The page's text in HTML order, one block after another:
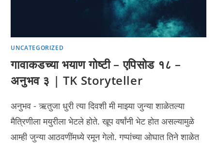
UNCATEGORIZED
गावाकडच्या भयाण गोष्टी – एपिसोड १८ –
अनुभव ३ | TK Storyteller
अनुभव - ऋतुजा धुरी त्या दिवशी मी माझ्या जुन्या शाळेतल्या
मैत्रिणीला मयुरीला भेटले होते. खूप वर्षांनी भेट होत असल्यामुळे
आम्ही जुन्या आठवणींमध्ये रमून गेलो. गप्पांच्या ओघात तिने शाळेत